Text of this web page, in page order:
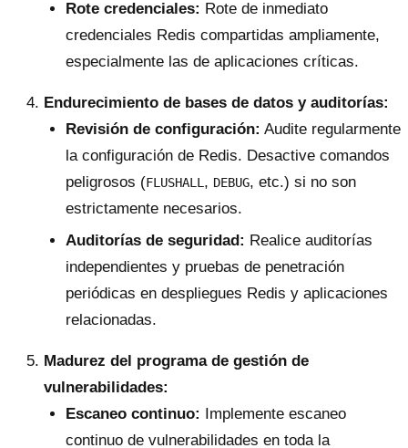
Rote credenciales: Rote de inmediato
credenciales Redis compartidas ampliamente,
especialmente las de aplicaciones críticas.
Endurecimiento de bases de datos y auditorías:
Revisión de configuración: Audite regularmente
la configuración de Redis. Desactive comandos
peligrosos (FLUSHALL, DEBUG, etc.) si no son
estrictamente necesarios.
Auditorías de seguridad: Realice auditorías
independientes y pruebas de penetración
periódicas en despliegues Redis y aplicaciones
relacionadas.
Madurez del programa de gestión de
vulnerabilidades:
Escaneo continuo: Implemente escaneo
continuo de vulnerabilidades en toda la